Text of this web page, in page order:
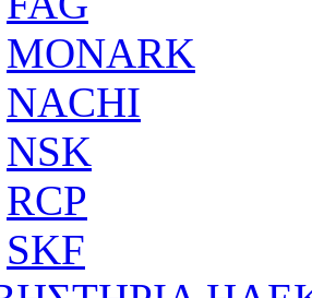
MONARK
NACHI
NSK
RCP
SKF